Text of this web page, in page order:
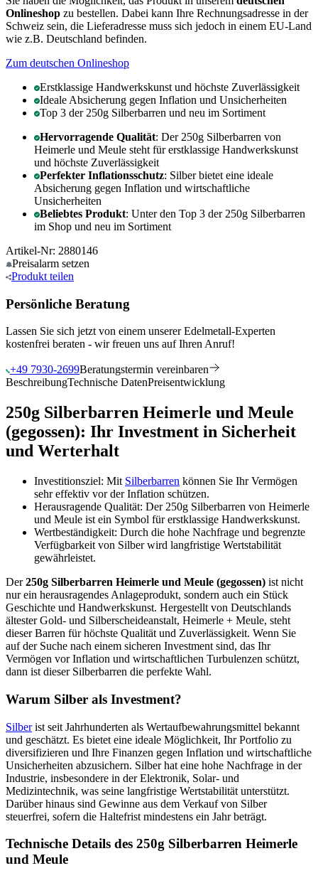
Onlineshop zu bestellen. Dabei kann Ihre Rechnungsadresse in der
Schweiz sein, die Lieferadresse muss sich jedoch in einem EU-Land
wie z.B. Deutschland befinden.
Zum deutschen Onlineshop
Erstklassige Handwerkskunst und höchste Zuverlässigkeit
Ideale Absicherung gegen Inflation und Unsicherheiten
Top 3 der 250g Silberbarren und neu im Sortiment
Hervorragende Qualität: Der 250g Silberbarren von
Heimerle und Meule steht für erstklassige Handwerkskunst
und höchste Zuverlässigkeit
Perfekter Inflationsschutz: Silber bietet eine ideale
Absicherung gegen Inflation und wirtschaftliche
Unsicherheiten
Beliebtes Produkt: Unter den Top 3 der 250g Silberbarren
im Shop und neu im Sortiment
Artikel-Nr: 2880146
Preisalarm setzen
Produkt teilen
Persönliche Beratung
Lassen Sie sich jetzt von einem unserer Edelmetall-Experten
kostenfrei beraten - wir freuen uns auf Ihren Anruf!
+49 7930-2699Beratungstermin vereinbaren
BeschreibungTechnische DatenPreisentwicklung
250g Silberbarren Heimerle und Meule
(gegossen): Ihr Investment in Sicherheit
und Werterhalt
Investitionsziel: Mit Silberbarren können Sie Ihr Vermögen
sehr effektiv vor der Inflation schützen.
Herausragende Qualität: Der 250g Silberbarren von Heimerle
und Meule ist ein Symbol für erstklassige Handwerkskunst.
Wertbeständigkeit: Durch die hohe Nachfrage und begrenzte
Verfügbarkeit von Silber wird langfristige Wertstabilität
gewährleistet.
Der250g Silberbarren Heimerle und Meule (gegossen) ist nicht
nur ein herausragendes Anlageprodukt, sondern auch ein Stück
Geschichte und Handwerkskunst. Hergestellt von Deutschlands
ältester Gold- und Silberscheideanstalt, Heimerle + Meule, steht
dieser Barren für höchste Qualität und Zuverlässigkeit. Wenn Sie
auf der Suche nach einem sicheren Investment sind, das Ihr
Vermögen vor Inflation und wirtschaftlichen Turbulenzen schützt,
dann ist dieser Silberbarren die perfekte Wahl.
Warum Silber als Investment?
Silberist seit Jahrhunderten als Wertaufbewahrungsmittel bekannt
und geschätzt. Es bietet eine ideale Möglichkeit, Ihr Portfolio zu
diversifizieren und Ihre Finanzen gegen Inflation und wirtschaftliche
Unsicherheiten abzusichern. Silber hat eine hohe Nachfrage in der
Industrie, insbesondere in der Elektronik, Solar- und
Medizintechnik, was seine langfristige Wertstabilität unterstützt.
Darüber hinaus sind Gewinne aus dem Verkauf von Silber
steuerfrei, sofern die Haltefrist mindestens ein Jahr beträgt.
Technische Details des 250g Silberbarren Heimerle
und Meule